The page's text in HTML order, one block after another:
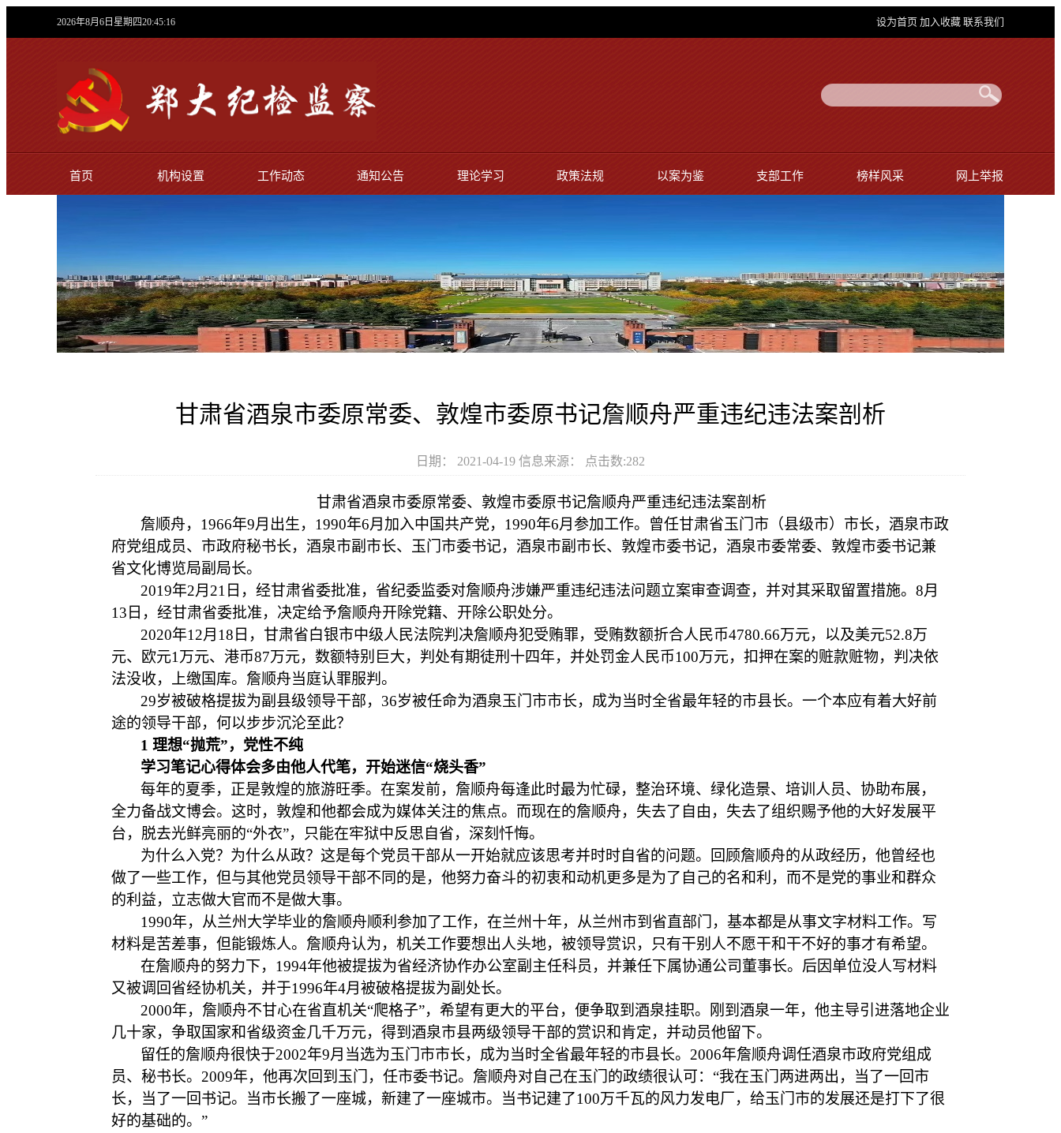
2026年8月6日星期四20:45:17 设为首页 加入收藏 联系我们
首页 机构设置 工作动态 通知公告 理论学习 政策法规 以案为鉴 支部工作 榜样风采 网上举报
甘肃省酒泉市委原常委、敦煌市委原书记詹顺舟严重违纪违法案剖析
日期： 2021-04-19 信息来源： 点击数:282
甘肃省酒泉市委原常委、敦煌市委原书记詹顺舟严重违纪违法案剖析
詹顺舟， 1966年9月出生，1990年6月加入中国共产党，1990年6月参加工作。曾任甘肃省玉门市（县级市）市长，酒泉市政
府党组成员、市政府秘书长，酒泉市副市长、玉门市委书记，酒泉市副市长、敦煌市委书记，酒泉市委常委、敦煌市委书记兼
省文化博览局副局长。
2019年2月21日，经甘肃省委批准，省纪委监委对詹顺舟涉嫌严重违纪违法问题立案审查调查，并对其采取留置措施。8月
13日，经甘肃省委批准，决定给予詹顺舟开除党籍、开除公职处分。
2020年12月18日，甘肃省白银市中级人民法院判决詹顺舟犯受贿罪，受贿数额折合人民币4780.66万元，以及美元52.8万
元、欧元1万元、港币87万元，数额特别巨大，判处有期徒刑十四年，并处罚金人民币100万元，扣押在案的赃款赃物，判决依
法没收，上缴国库。詹顺舟当庭认罪服判。
29岁被破格提拔为副县级领导干部，36岁被任命为酒泉玉门市市长，成为当时全省最年轻的市县长。一个本应有着大好前
途的领导干部，何以步步沉沦至此？
1 理想“抛荒”，党性不纯
学习笔记心得体会多由他人代笔，开始迷信“烧头香”
每年的夏季，正是敦煌的旅游旺季。在案发前，詹顺舟每逢此时最为忙碌，整治环境、绿化造景、培训人员、协助布展，
全力备战文博会。这时，敦煌和他都会成为媒体关注的焦点。而现在的詹顺舟，失去了自由，失去了组织赐予他的大好发展平
台，脱去光鲜亮丽的“外衣”，只能在牢狱中反思自省，深刻忏悔。
为什么入党？为什么从政？这是每个党员干部从一开始就应该思考并时时自省的问题。回顾詹顺舟的从政经历，他曾经也
做了一些工作，但与其他党员领导干部不同的是，他努力奋斗的初衷和动机更多是为了自己的名和利，而不是党的事业和群众
的利益，立志做大官而不是做大事。
1990年，从兰州大学毕业的詹顺舟顺利参加了工作，在兰州十年，从兰州市到省直部门，基本都是从事文字材料工作。写
材料是苦差事，但能锻炼人。詹顺舟认为，机关工作要想出人头地，被领导赏识，只有干别人不愿干和干不好的事才有希望。
在詹顺舟的努力下， 1994年他被提拔为省经济协作办公室副主任科员，并兼任下属协通公司董事长。后因单位没人写材料
又被调回省经协机关，并于1996年4月被破格提拔为副处长。
2000年，詹顺舟不甘心在省直机关“爬格子”，希望有更大的平台，便争取到酒泉挂职。刚到酒泉一年，他主导引进落地企业
几十家，争取国家和省级资金几千万元，得到酒泉市县两级领导干部的赏识和肯定，并动员他留下。
留任的詹顺舟很快于2002年9月当选为玉门市市长，成为当时全省最年轻的市县长。2006年詹顺舟调任酒泉市政府党组成
员、秘书长。2009年，他再次回到玉门，任市委书记。詹顺舟对自己在玉门的政绩很认可：“我在玉门两进两出，当了一回市
长，当了一回书记。当市长搬了一座城，新建了一座城市。当书记建了100万千瓦的风力发电厂，给玉门市的发展还是打下了很
好的基础的。”